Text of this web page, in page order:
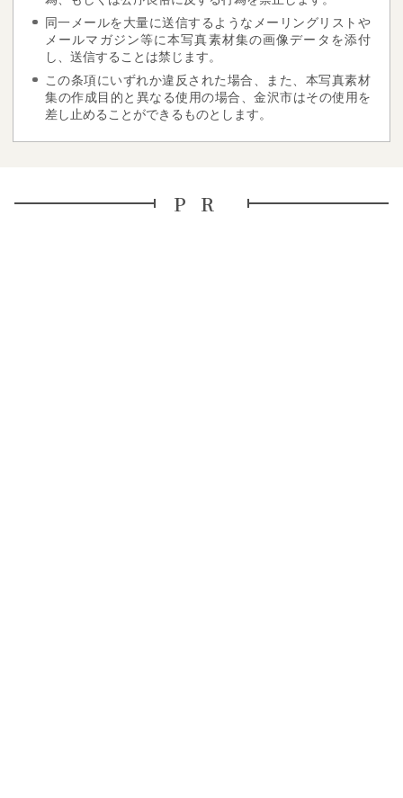
同一メールを大量に送信するようなメーリングリストや
メールマガジン等に本写真素材集の画像データを添付
し、送信することは禁じます。
この条項にいずれか違反された場合、また、本写真素材
集の作成目的と異なる使用の場合、金沢市はその使用を
差し止めることができるものとします。
PR